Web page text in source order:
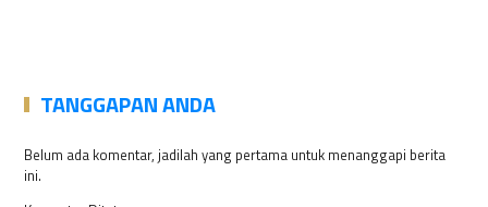
TANGGAPAN ANDA
Belum ada komentar, jadilah yang pertama untuk menanggapi berita
ini.